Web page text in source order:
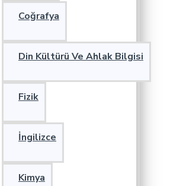
Coğrafya
Din Kültürü Ve Ahlak Bilgisi
Fizik
İngilizce
Kimya